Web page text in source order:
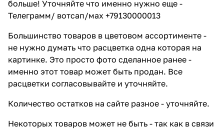
больше! Уточняйте что именно нужно еще -
Телеграмм/ вотсап/мах +79130000013
Большинство товаров в цветовом ассортименте -
не нужно думать что расцветка одна которая на
картинке. Это просто фото сделанное ранее -
именно этот товар может быть продан. Все
расцветки согласовывайте и уточняйте.
Количество остатков на сайте разное - уточняйте.
Некоторых товаров может не быть - так как в связи